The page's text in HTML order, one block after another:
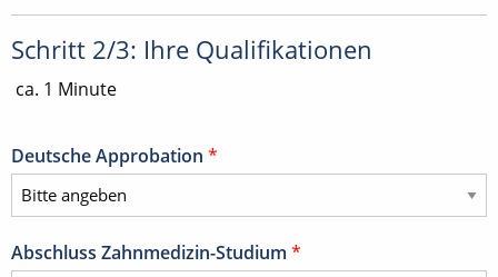
Schritt 2/3: Ihre Qualifikationen
ca. 1 Minute
Deutsche Approbation *
Abschluss Zahnmedizin-Studium *